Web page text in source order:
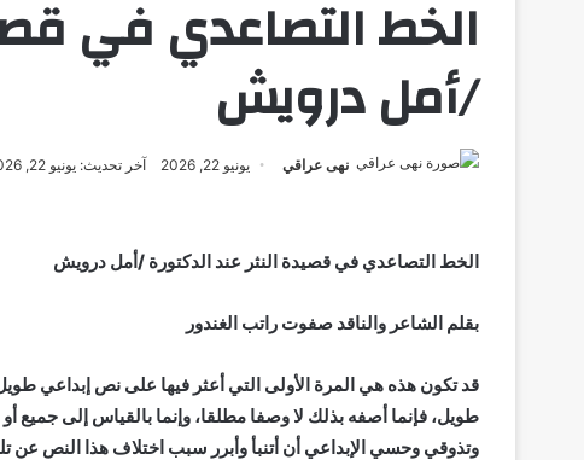
الخط التصاعدي في
/أمل درويش
نهى عراقي يونيو 22, 2026 آخر تحديث: يونيو 22, 2026
الخط التصاعدي في قصيدة النثر عند الدكتورة /أمل درويش
بقلم الشاعر والناقد صفوت راتب الغندور
قد تكون هذه هي المرة الأولى التي أعثر فيها على نص إبداعي
طويل، فإنما أصفه بذلك لا وصفا مطلقا، وإنما بالقياس إلى
وتذوقي وحسي الإبداعي أن أتنبأ وأبرر سبب اختلاف هذا النص عن